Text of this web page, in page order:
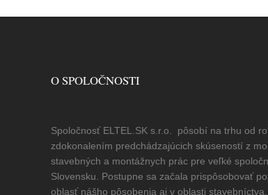
O SPOLOČNOSTI
Spoločnosť ELTEL.SK s.r.o. pôsobí na trhu od
zdokonalením predchádzajúcich skúseností z
stavebných a montážnych prác pre veľké
Slovensku. Postupne sa začala prispôsobovať
oblasť nášho pôsobenia aj v oblasti